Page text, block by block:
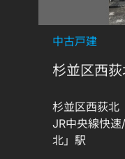
中古戸建
杉並区西
杉並区西荻北
JR中央線快
北」駅